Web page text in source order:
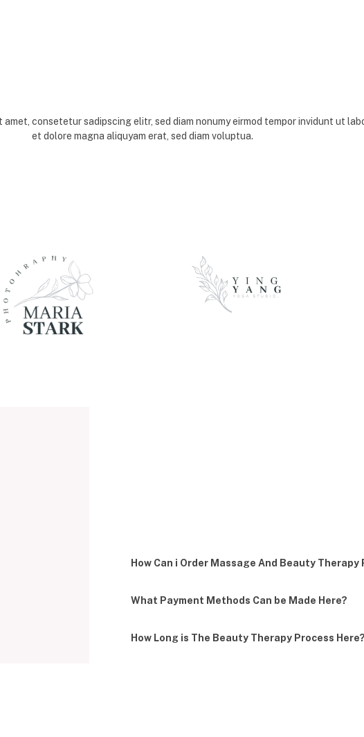
amet, consetetur sadipscing elitr, sed diam nonumy eirmod tempor invidunt ut
et dolore magna aliquyam erat, sed diam voluptua.
How Can i Order Massage And Beauty Therapy
What Payment Methods Can be Made Here?
How Long is The Beauty Therapy Process Here?